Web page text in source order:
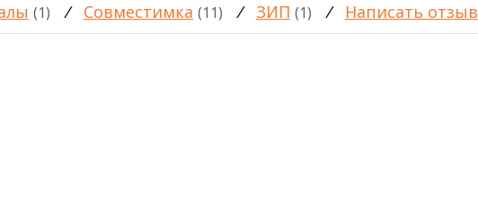
(1) / Совместимка (11) / ЗИП (1) / Написать отзыв